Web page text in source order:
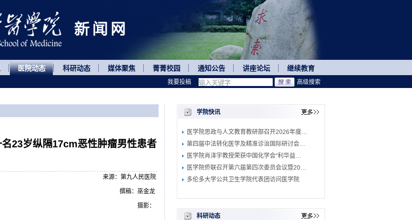
医院动态 科研动态 媒体聚焦 菁菁校园 通知公告 讲座论坛 继续教育
23岁纵隔17cm恶性肿瘤男性患者
来源：第九人民医院
撰稿：巫金龙
摄影：
高级搜索
学院快讯
医学院思政与人文教育教研部召开2026年度…
第四届中法转化医学及精准诊治国际研讨会…
医学院肖泽宇教授荣获中国化学会“利华益…
医学院侨联召开第六届第四次委员会议暨20…
多伦多大学公共卫生学院代表团访问医学院
科研动态
我要投稿